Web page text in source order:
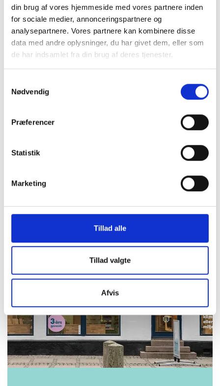
din brug af vores hjemmeside med vores partnere inden
for sociale medier, annonceringspartnere og
analysepartnere. Vores partnere kan kombinere disse
data med andre oplysninger, du har givet dem, eller som
de har indsamlet fra din brug af deres tjenester.
Nødvendig
Præferencer
Statistik
Marketing
Tillad alle
Tillad valgte
Afvis
inkluderet!)
99 kr.
Pro/14/16e/17e
149 kr.